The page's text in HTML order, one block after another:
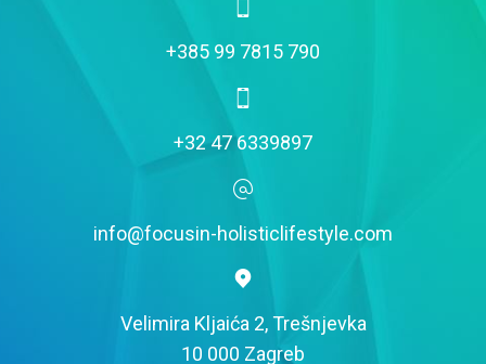
+385 99 7815 790
+32 47 6339897
info@focusin-holisticlifestyle.com
Velimira Kljaića 2, Trešnjevka
10 000 Zagreb